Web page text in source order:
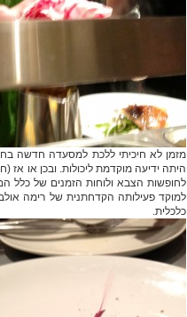
מזמן לא חיכיתי ללכת למסעדה חדשה
היתה ידיעה מוקדמת ליכולות. ובכן או
לחופשות הצבא ולוחות הזמנים של כלל
למוקד פעילותה הקדחתנית של רימה
כלכלית.